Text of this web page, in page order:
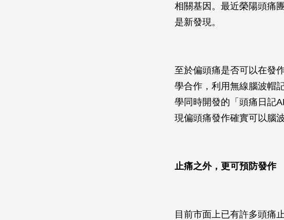
相關基因。最近榮陽頭痛
是新發現。
至於偏頭痛是否可以在發
學合作，利用無線腦波帽
學同時開發的「頭痛日記
現偏頭痛發作確實可以腦
止痛之外，更可預防發作
目前市面上已有許多頭痛